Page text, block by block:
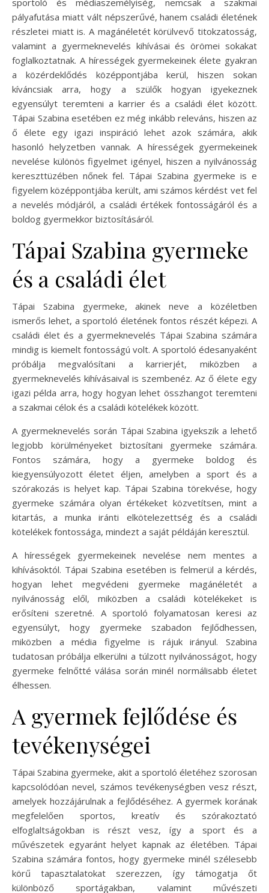
pályafutása miatt vált népszerűvé, hanem családi életének
részletei miatt is. A magánéletét körülvevő titokzatosság,
valamint a gyermeknevelés kihívásai és örömei sokakat
foglalkoztatnak. A hírességek gyermekeinek élete gyakran
a közérdeklődés középpontjába kerül, hiszen sokan
kíváncsiak arra, hogy a szülők hogyan igyekeznek
egyensúlyt teremteni a karrier és a családi élet között.
Tápai Szabina esetében ez még inkább releváns, hiszen az
ő élete egy igazi inspiráció lehet azok számára, akik
hasonló helyzetben vannak. A hírességek gyermekeinek
nevelése különös figyelmet igényel, hiszen a nyilvánosság
kereszttüzében nőnek fel. Tápai Szabina gyermeke is e
figyelem középpontjába került, ami számos kérdést vet fel
a nevelés módjáról, a családi értékek fontosságáról és a
boldog gyermekkor biztosításáról.
Tápai Szabina gyermeke
és a családi élet
Tápai Szabina gyermeke, akinek neve a közéletben
ismerős lehet, a sportoló életének fontos részét képezi. A
családi élet és a gyermeknevelés Tápai Szabina számára
mindig is kiemelt fontosságú volt. A sportoló édesanyaként
próbálja megvalósítani a karrierjét, miközben a
gyermeknevelés kihívásaival is szembenéz. Az ő élete egy
igazi példa arra, hogy hogyan lehet összhangot teremteni
a szakmai célok és a családi kötelékek között.
A gyermeknevelés során Tápai Szabina igyekszik a lehető
legjobb körülményeket biztosítani gyermeke számára.
Fontos számára, hogy a gyermeke boldog és
kiegyensúlyozott életet éljen, amelyben a sport és a
szórakozás is helyet kap. Tápai Szabina törekvése, hogy
gyermeke számára olyan értékeket közvetítsen, mint a
kitartás, a munka iránti elkötelezettség és a családi
kötelékek fontossága, mindezt a saját példáján keresztül.
A hírességek gyermekeinek nevelése nem mentes a
kihívásoktól. Tápai Szabina esetében is felmerül a kérdés,
hogyan lehet megvédeni gyermeke magánéletét a
nyilvánosság elől, miközben a családi kötelékeket is
erősíteni szeretné. A sportoló folyamatosan keresi az
egyensúlyt, hogy gyermeke szabadon fejlődhessen,
miközben a média figyelme is rájuk irányul. Szabina
tudatosan próbálja elkerülni a túlzott nyilvánosságot, hogy
gyermeke felnőtté válása során minél normálisabb életet
élhessen.
A gyermek fejlődése és
tevékenységei
Tápai Szabina gyermeke, akit a sportoló életéhez szorosan
kapcsolódóan nevel, számos tevékenységben vesz részt,
amelyek hozzájárulnak a fejlődéséhez. A gyermek korának
megfelelően sportos, kreatív és szórakoztató
elfoglaltságokban is részt vesz, így a sport és a
művészetek egyaránt helyet kapnak az életében. Tápai
Szabina számára fontos, hogy gyermeke minél szélesebb
körű tapasztalatokat szerezzen, így támogatja őt
különböző sportágakban, valamint művészeti